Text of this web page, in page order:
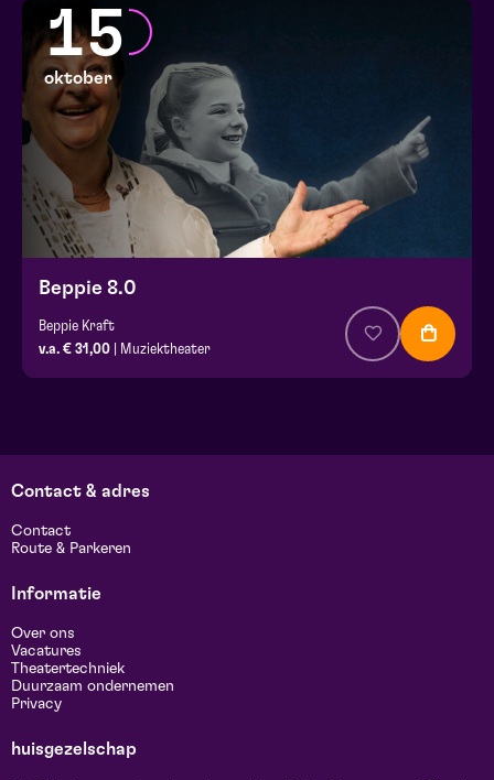
15
oktober
Beppie 8.0
Beppie Kraft
v.a. € 31,00 | Muziektheater
Contact & adres
Contact
Route & Parkeren
Informatie
Over ons
Vacatures
Theatertechniek
Duurzaam ondernemen
Privacy
huisgezelschap